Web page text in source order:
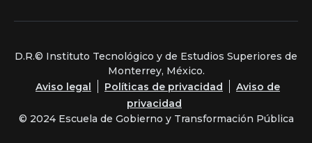
D.R.© Instituto Tecnológico y de Estudios Superiores de
Monterrey, México.
Aviso legal
Políticas de privacidad
Aviso de
privacidad
© 2024 Escuela de Gobierno y Transformación Pública